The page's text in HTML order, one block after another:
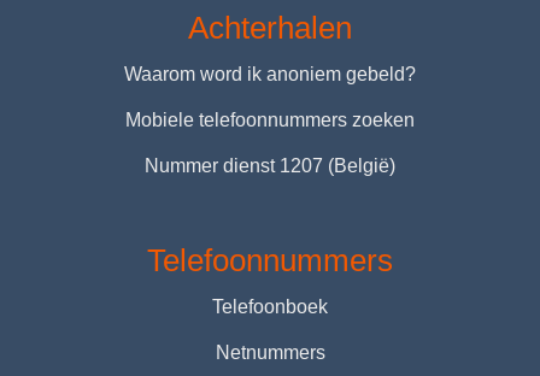
Achterhalen
Waarom word ik anoniem gebeld?
Mobiele telefoonnummers zoeken
Nummer dienst 1207 (België)
Telefoonnummers
Telefoonboek
Netnummers